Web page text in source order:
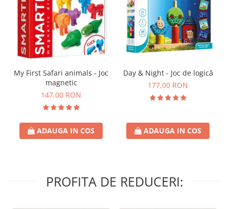
My First Safari animals - Joc
magnetic
147,00 RON
ADAUGA IN COS
Day & Night - Joc de logică
177,00 RON
ADAUGA IN COS
PROFITA DE REDUCERI: